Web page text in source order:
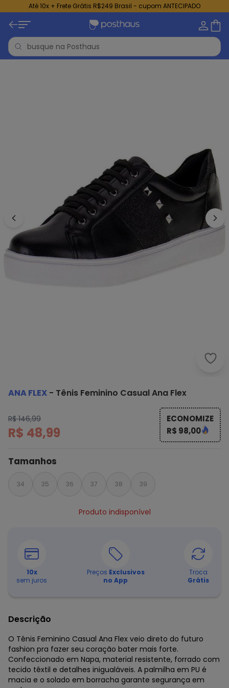
Até 10x + Frete Grátis R$249 Brasil - cupom ANTECIPADO
Ana
ANA FLEX - Tênis Feminino Casual Ana Flex
R$ 146,99
R$ 48,99
ECONOMIZE
R$ 98,00
Tamanhos
34 35 36 37 38 39
Produto indisponível
10x
sem juros
Preços Exclusivos
no App
Troca
Grátis
Descrição
O Tênis Feminino Casual Ana Flex veio direto do futuro
fashion pra fazer seu coração bater mais forte.
Confeccionado em Napa, material resistente, forrado com
tecido têxtil e detalhes inigualáveis. A palmilha em PU é
macia e o solado em borracha garante segurança em